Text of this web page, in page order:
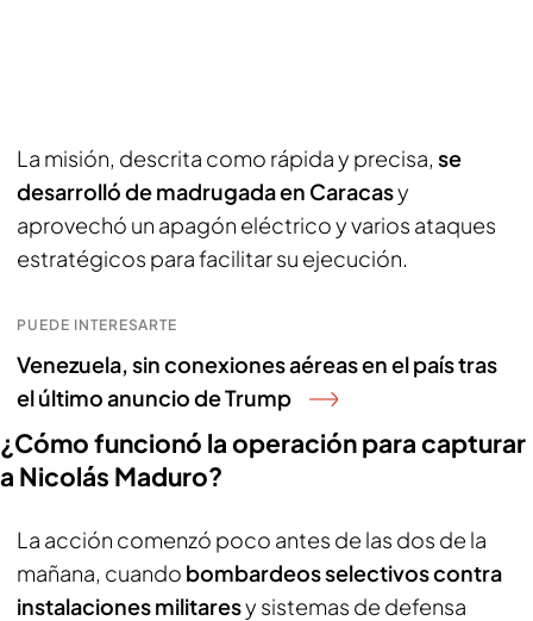
La misión, descrita como rápida y precisa, se
desarrolló de madrugada en Caracasy
aprovechó un apagón eléctrico y varios ataques
estratégicos para facilitar su ejecución.
PUEDE INTERESARTE
Venezuela, sin conexiones aéreas en el país tras
el último anuncio de Trump
¿Cómo funcionó la operación para capturar
a Nicolás Maduro?
La acción comenzó poco antes de las dos de la
mañana, cuando bombardeos selectivos contra
instalaciones militaresy sistemas de defensa